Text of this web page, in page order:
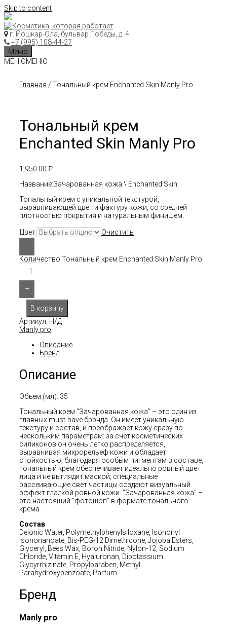
Skip to content
г. Йошкар-Ола, бульвар Победы, д. 4
+7 (995) 108-44-27
Меню
МЕНЮМЕНЮ
Главная / Тональный крем Enchanted Skin Manly Pro
Тональный крем
Enchanted Skin Manly Pro
1,950.00 ₽
Название:Зачарованная кожа \ Enchanted Skin
Тональный крем с уникальной текстурой,
выравнивающей цвет и фактуру кожи, со средней
плотностью покрытия и натуральным финишем.
Цвет Очистить
-
Количество Тональный крем Enchanted Skin Manly Pro
+
В корзину
Артикул: Н/Д
Manly pro
Описание
Бренд
Описание
Объем (мл): 35
Тональный крем “Зачарованная кожа” – это один из
главных must-have брэнда. Он имеет уникальную
текстуру и состав, и преображает кожу сразу по
нескольким параметрам: за счет косметических
силиконов он очень легко распределяется,
выравнивая микрорельеф кожи и обладает
стойкостью; благодаря особым пигментам в составе,
тональный крем обеспечивает идеально ровный цвет
лица и не выглядит маской; специальные
рассеивающие свет частицы создают визуальный
эффект гладкой ровной кожи. “Зачарованная кожа” –
это настоящий “фотошоп” в формате тонального
крема.
Состав
Deionic Water, Polymethylphenylsiloxane, Isononyl
Isononanoate, Bis-PEG-12 Dimethicone, Jojoba Esters,
Glyceryl, Bees Wax, Boron Nitride, Nylon-12, Sodium
Chloride, Vitamin E, Hyaluronan, Dipotassium
Glycyrrhizinate, Propylparaben, Methyl
Parahydroxybenzoate, Parfum
Бренд
Manly pro